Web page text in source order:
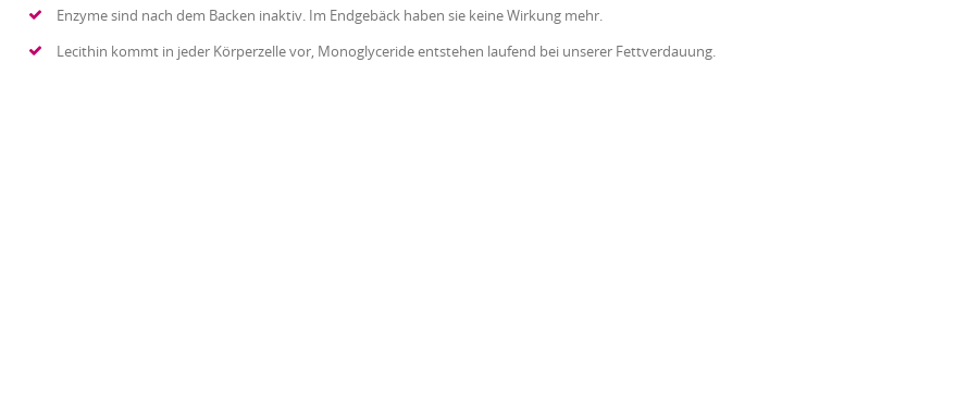
Enzyme sind nach dem Backen inaktiv. Im Endgebäck haben sie keine Wirkung mehr.
Lecithin kommt in jeder Körperzelle vor, Monoglyceride entstehen laufend bei unserer Fettverdauung.